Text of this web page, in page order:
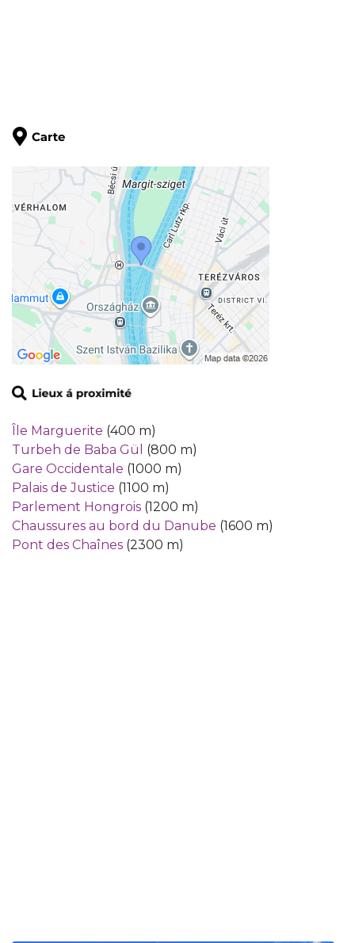
Île Marguerite (400 m)
Turbeh de Baba Gül
(800 m)
Gare Occidentale (1000 m)
Palais de Justice (1100 m)
Parlement Hongrois (1200 m)
Chaussures au bord du Danube (1600 m)
Pont des Chaînes (2300 m)